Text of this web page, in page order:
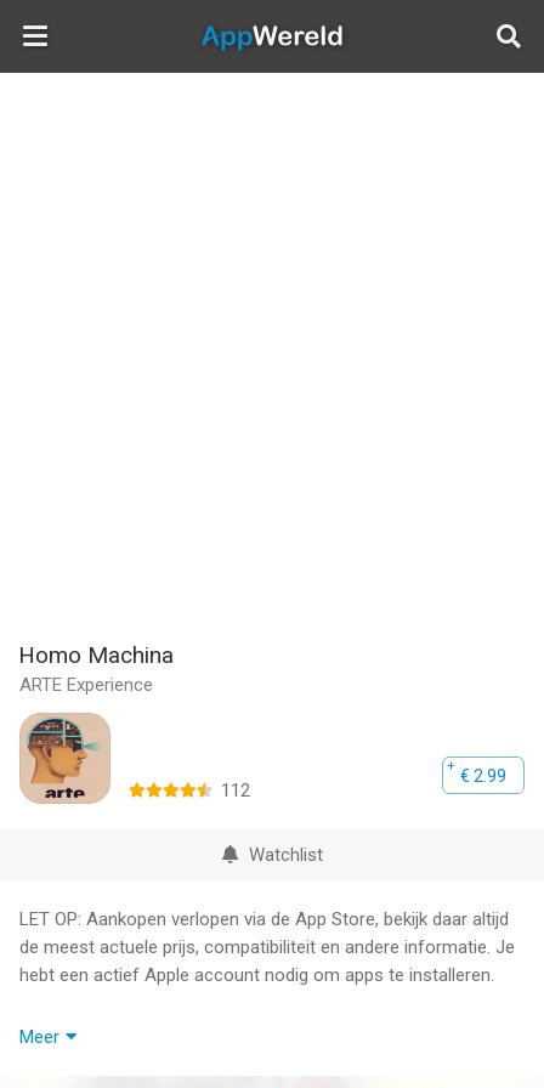
AppWereld
Homo Machina
ARTE Experience
€ 2.99
112
Watchlist
LET OP: Aankopen verlopen via de App Store, bekijk daar altijd
de meest actuele prijs, compatibiliteit en andere informatie. Je
hebt een actief Apple account nodig om apps te installeren.
“… an amazing and intriguing game that's unlike anything you've
Meer